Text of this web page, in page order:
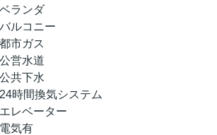
ベランダ
バルコニー
都市ガス
公営水道
公共下水
24時間換気システム
エレベーター
電気有